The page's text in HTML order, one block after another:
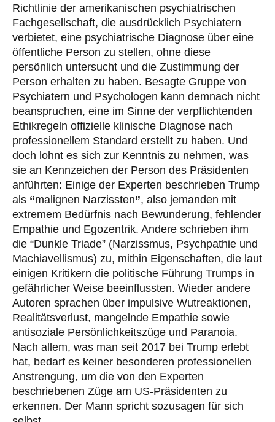
Richtlinie der amerikanischen psychiatrischen
Fachgesellschaft, die ausdrücklich Psychiatern
verbietet, eine psychiatrische Diagnose über eine
öffentliche Person zu stellen, ohne diese
persönlich untersucht und die Zustimmung der
Person erhalten zu haben. Besagte Gruppe von
Psychiatern und Psychologen kann demnach nicht
beanspruchen, eine im Sinne der verpflichtenden
Ethikregeln offizielle klinische Diagnose nach
professionellem Standard erstellt zu haben. Und
doch lohnt es sich zur Kenntnis zu nehmen, was
sie an Kennzeichen der Person des Präsidenten
anführten: Einige der Experten beschrieben Trump
als “malignen Narzissten”, also jemanden mit
extremem Bedürfnis nach Bewunderung, fehlender
Empathie und Egozentrik. Andere schrieben ihm
die “Dunkle Triade” (Narzissmus, Psychpathie und
Machiavellismus) zu, mithin Eigenschaften, die laut
einigen Kritikern die politische Führung Trumps in
gefährlicher Weise beeinflussten. Wieder andere
Autoren sprachen über impulsive Wutreaktionen,
Realitätsverlust, mangelnde Empathie sowie
antisoziale Persönlichkeitszüge und Paranoia.
Nach allem, was man seit 2017 bei Trump erlebt
hat, bedarf es keiner besonderen professionellen
Anstrengung, um die von den Experten
beschriebenen Züge am US-Präsidenten zu
erkennen. Der Mann spricht sozusagen für sich